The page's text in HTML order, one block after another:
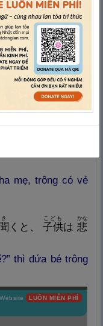
vẻ thân thiết.
は 悲
かな
しげな 響
ひび
き
giọng nói “vậy
mẹ, trông có vẻ
聞
Nghĩa: Nghe thấy, hỏi
き
くと、 子供
こども
は 悲
かな
thì đứa bé trông
LUÔN MIỄN PHÍ